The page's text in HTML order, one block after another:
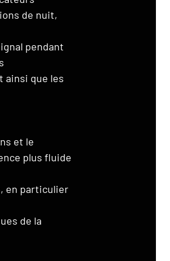
de nuit,
pendant
ainsi que les
et le
plus fluide
en particulier
de la